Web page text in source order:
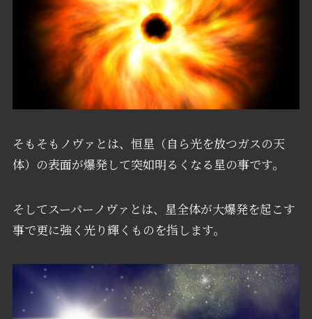
そもそもノヴァとは、恒星（自ら光を放つガスの天
体）の表面が爆発して突如明るくなる星の事です。
そしてスーパーノヴァとは、星全体が大爆発を起こす
事で更に強く光り輝くものを指します。